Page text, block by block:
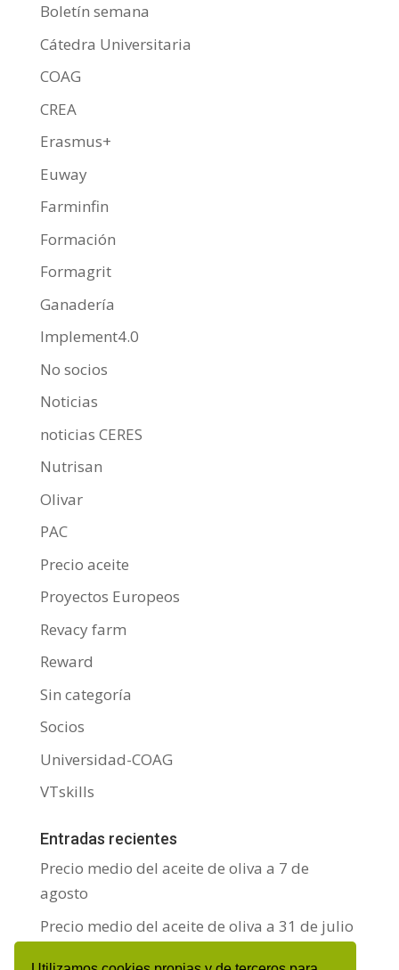
Boletín semana
Cátedra Universitaria
COAG
CREA
Erasmus+
Euway
Farminfin
Formación
Formagrit
Ganadería
Implement4.0
No socios
Noticias
noticias CERES
Nutrisan
Olivar
PAC
Precio aceite
Proyectos Europeos
Revacy farm
Reward
Sin categoría
Socios
Universidad-COAG
VTskills
Entradas recientes
Precio medio del aceite de oliva a 7 de
agosto
Precio medio del aceite de oliva a 31 de julio
Precio medio del aceite de oliva a 24 de julio